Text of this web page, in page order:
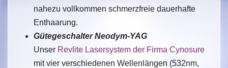
nahezu vollkommen schmerzfreie dauerhafte
Enthaarung.
Gütegeschalter Neodym-YAG
Unser Revlite Lasersystem der Firma Cynosure
mit vier verschiedenen Wellenlängen (532nm,